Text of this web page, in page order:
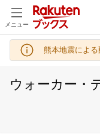
メニュー
熊本地震によ
ウォーカー・